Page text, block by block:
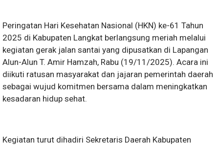
Peringatan Hari Kesehatan Nasional (HKN) ke-61 Tahun
2025 di Kabupaten Langkat berlangsung meriah melalui
kegiatan gerak jalan santai yang dipusatkan di Lapangan
Alun-Alun T. Amir Hamzah, Rabu (19/11/2025). Acara ini
diikuti ratusan masyarakat dan jajaran pemerintah daerah
sebagai wujud komitmen bersama dalam meningkatkan
kesadaran hidup sehat.
Kegiatan turut dihadiri Sekretaris Daerah Kabupaten